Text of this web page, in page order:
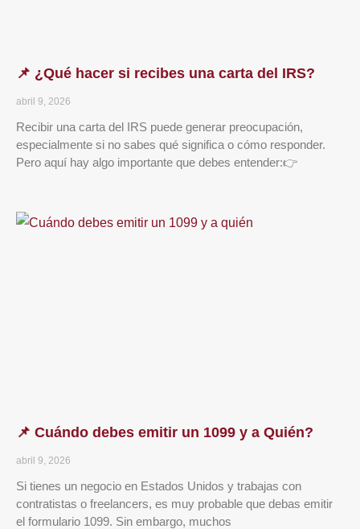
📌 ¿Qué hacer si recibes una carta del IRS?
abril 9, 2026
Recibir una carta del IRS puede generar preocupación,
especialmente si no sabes qué significa o cómo responder.
Pero aquí hay algo importante que debes entender:👉
📌 Cuándo debes emitir un 1099 y a Quién?
abril 9, 2026
Si tienes un negocio en Estados Unidos y trabajas con
contratistas o freelancers, es muy probable que debas emitir
el formulario 1099. Sin embargo, muchos